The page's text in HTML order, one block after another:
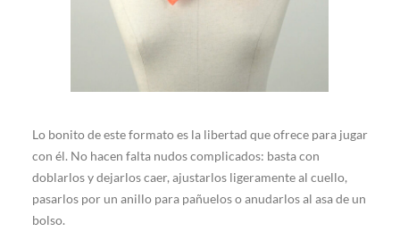
Lo bonito de este formato es la libertad que ofrece para jugar
con él. No hacen falta nudos complicados: basta con
doblarlos y dejarlos caer, ajustarlos ligeramente al cuello,
pasarlos por un anillo para pañuelos o anudarlos al asa de un
bolso.